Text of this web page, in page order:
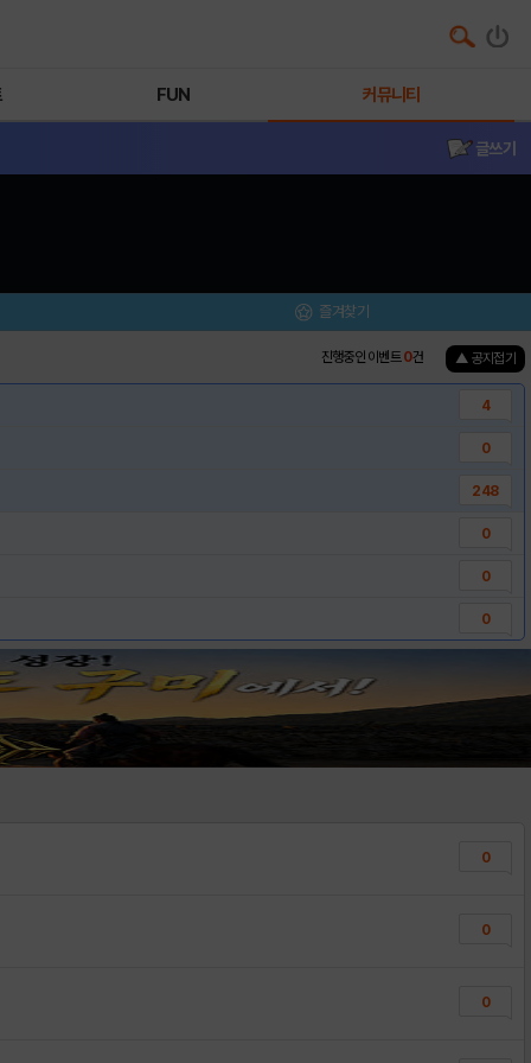
FUN 커뮤니티
글쓰기
즐겨찾기
진행중인 이벤트0건 ▲ 공지접기
4
0
248
0
0
0
0
0
0